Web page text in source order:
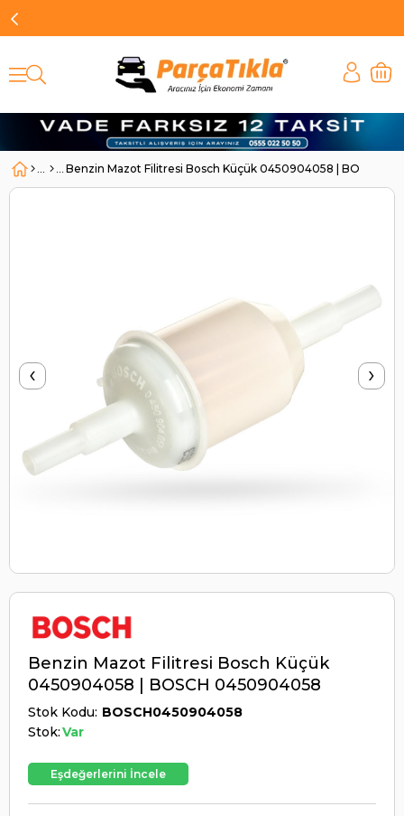
Benzin Mazot Filitresi Bosch Küçük 0450904058 | BOSCH
‹ ›
Benzin Mazot Filitresi Bosch Küçük
0450904058 | BOSCH 0450904058
Stok Kodu BOSCH0450904058
Stok:Var
Eşdeğerlerini İncele